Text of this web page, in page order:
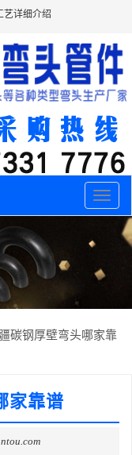
艺详细介绍
Toggle
碳钢厚壁弯头哪家靠
家靠谱